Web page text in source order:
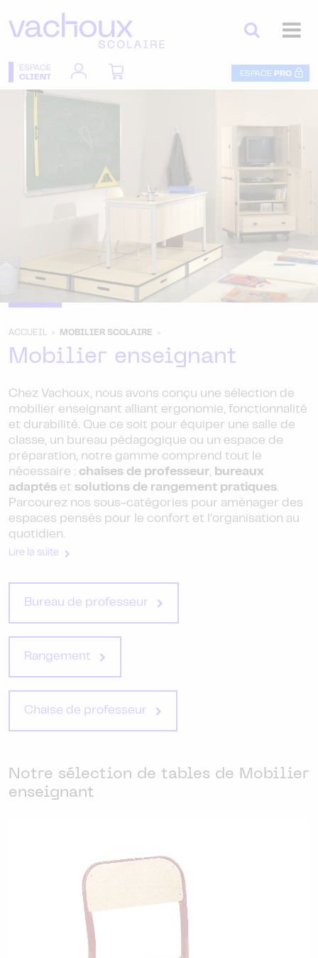
ESPACE
CLIENT
ESPACE PRO
ACCUEIL > MOBILIER SCOLAIRE >
Mobilier enseignant
Chez Vachoux, nous avons conçu une sélection de
mobilier enseignant alliant ergonomie, fonctionnalité
et durabilité. Que ce soit pour équiper une salle de
classe, un bureau pédagogique ou un espace de
préparation, notre gamme comprend tout le
nécessaire : chaises de professeur, bureaux
adaptés et solutions de rangement pratiques.
Parcourez nos sous-catégories pour aménager des
espaces pensés pour le confort et l’organisation au
quotidien.
Lire la suite
Bureau de professeur
Rangement
Chaise de professeur
Notre sélection de tables de Mobilier
enseignant